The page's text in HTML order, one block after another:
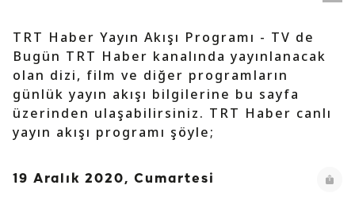
TRT Haber Yayın Akışı Programı - TV de
Bugün TRT Haber kanalında yayınlanacak
olan dizi, film ve diğer programların
günlük yayın akışı bilgilerine bu sayfa
üzerinden ulaşabilirsiniz. TRT Haber canlı
yayın akışı programı şöyle;
19 Aralık 2020, Cumartesi